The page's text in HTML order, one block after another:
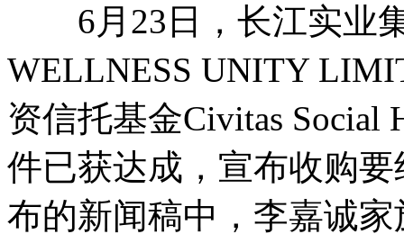
6月23日，长江实业
WELLNESS UNITY
资信托基金Civitas Social
件已获达成，宣布收购
布的新闻稿中，李嘉诚